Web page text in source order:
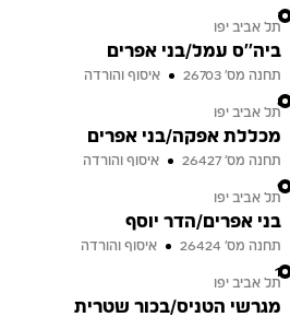
7
תל אביב יפו
ביה''ס עמל/בני אפרים
תחנה מס׳ 26703
איסוף והורדה
8
תל אביב יפו
מכללת אפקה/בני אפרים
תחנה מס׳ 26427
איסוף והורדה
9
תל אביב יפו
בני אפרים/הדר יוסף
תחנה מס׳ 26424
איסוף והורדה
10
תל אביב יפו
מגרשי הטניס/בכור שטרית